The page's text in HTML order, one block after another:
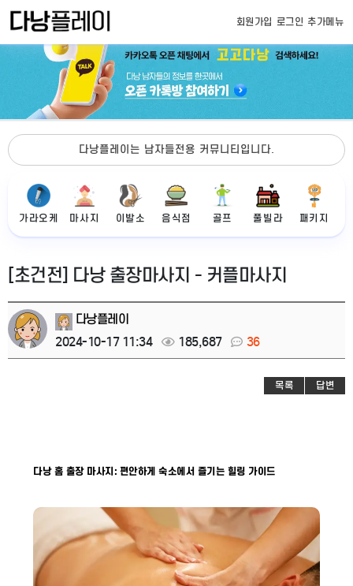
회원가입 로그인 추가메뉴
다낭플레이는 남자들전용 커뮤니티입니다.
가라오케 마사지 이발소 음식점 골프 풀빌라 패키지
[초건전] 다낭 출장마사지 - 커플마사지
다낭플레이
2024-10-17 11:34
185,687 36
목록 답변
다낭 홈 출장 마사지: 편안하게 숙소에서 즐기는 힐링 가이드